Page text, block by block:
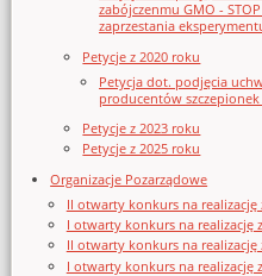
zabójczenmu GMO -
zaprzestania
Petycje z 2020 roku
Petycja dot. podjęcia
producentów szczepionek
Petycje z 2023 roku
Petycje z 2025 roku
Organizacje Pozarządowe
II otwarty konkurs na
I otwarty konkurs na realizację
II otwarty konkurs na
I otwarty konkurs na realizację